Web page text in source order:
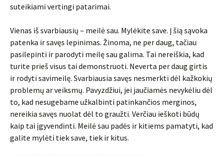
suteikiami vertingi patarimai.
Vienas iš svarbiausių – meilė sau. Mylėkite save. Į šią sąvoka
patenka ir savęs lepinimas. Žinoma, ne per daug, tačiau
pasilepinti ir parodyti meilę sau galima. Tai nereiškia, kad
turite prieš visus tai demonstruoti. Neverta per daug girtis
ir rodyti savimeilę. Svarbiausia savęs nesmerkti dėl kažkokių
problemų ar veiksmų. Pavyzdžiui, jei jaučiamės nevykėliu dėl
to, kad nesugebame užkalbinti patinkančios merginos,
nereikia savęs nuolat dėl to graužti. Verčiau ieškoti būdų
kaip tai įgyvendinti. Meilė sau padės ir kitiems pamatyti, kad
galite mylėti tiek save, tiek ir kitus.